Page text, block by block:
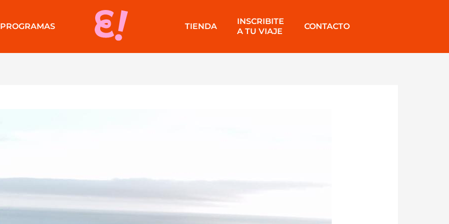
PROGRAMAS TIENDA
INSCRIBITE
A TU VIAJE
CONTACTO